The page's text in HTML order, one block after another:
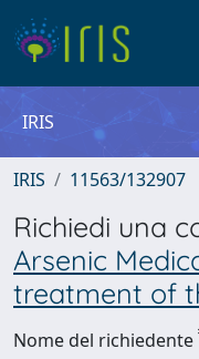
IRIS
IRIS 11563/132907
Richiedi una
Arsenic
treatment of
Nome del richiedente